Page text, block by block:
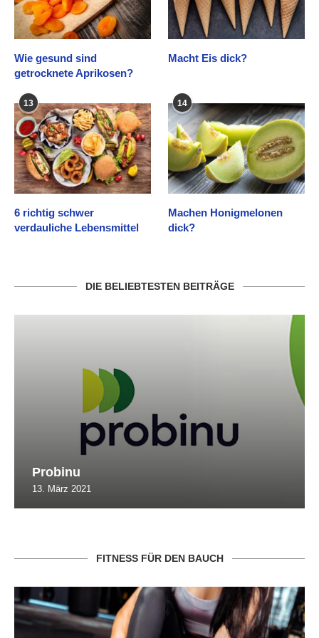
Wie gesund sind
getrocknete Aprikosen?
Macht Eis dick?
13
6 richtig schwer
verdauliche Lebensmittel
14
Machen Honigmelonen
dick?
DIE BELIEBTESTEN BEITRÄGE
Probinu
13. März 2021
FITNESS FÜR DEN BAUCH